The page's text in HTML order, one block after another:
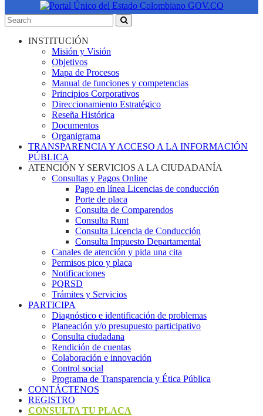
INSTITUCIÓN
Misión y Visión
Objetivos
Mapa de Procesos
Manual de funciones y competencias
Principios Corporativos
Direccionamiento Estratégico
Reseña Histórica
Documentos
Organigrama
TRANSPARENCIA Y ACCESO A LA INFORMACIÓN
PÚBLICA
ATENCIÓN Y SERVICIOS A LA CIUDADANÍA
Consultas y Pagos Online
Pago en línea Licencias de conducción
Porte de placa
Consulta de Comparendos
Consulta Runt
Consulta Licencia de Conducción
Consulta Impuesto Departamental
Canales de atención y pida una cita
Permisos pico y placa
Notificaciones
PQRSD
Trámites y Servicios
PARTICIPA
Diagnóstico e identificación de problemas
Planeación y/o presupuesto participativo​
Consulta ciudadana
Rendición de cuentas
Colaboración e innovación
Control social
Programa de Transparencia y Ética Pública
CONTÁCTENOS
REGISTRO
CONSULTA TU PLACA